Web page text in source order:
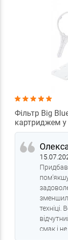
Фільтр Big
картриджем у
Придбав
техніці.
смак і